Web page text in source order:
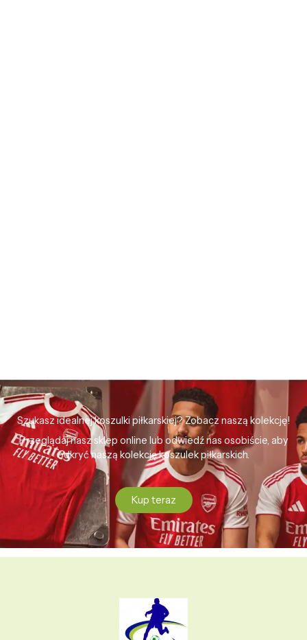
Szukasz idealnej koszulki piłkarskiej? Zobacz naszą kolekcję!
Przeglądaj nasz sklep online lub odwiedź nas osobiście, aby
odkryć naszą kolekcję koszulek piłkarskich.
Kup teraz